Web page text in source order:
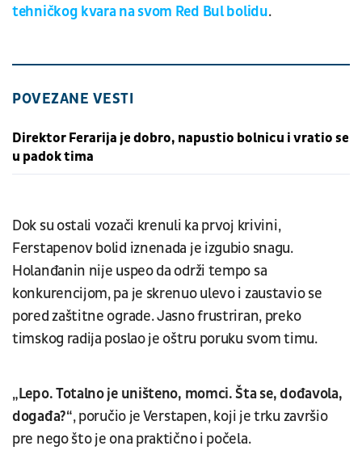
tehničkog kvara na svom Red Bul bolidu.
POVEZANE VESTI
Direktor Ferarija je dobro, napustio bolnicu i vratio se
u padok tima
Dok su ostali vozači krenuli ka prvoj krivini,
Ferstapenov bolid iznenada je izgubio snagu.
Holanđanin nije uspeo da održi tempo sa
konkurencijom, pa je skrenuo ulevo i zaustavio se
pored zaštitne ograde. Jasno frustriran, preko
timskog radija poslao je oštru poruku svom timu.
„Lepo. Totalno je uništeno, momci. Šta se, dođavola,
događa?“, poručio je Verstapen, koji je trku završio
pre nego što je ona praktično i počela.